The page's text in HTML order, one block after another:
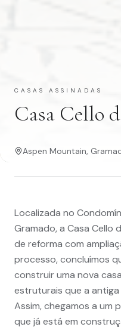
CASAS ASSINADAS
Casa Cello
Aspen Mountain,
Localizada no
Gramado, a Casa Cello
de reforma com
processo, concluímos
construir uma nova
estruturais que a
Assim, chegamos a um
que já está em